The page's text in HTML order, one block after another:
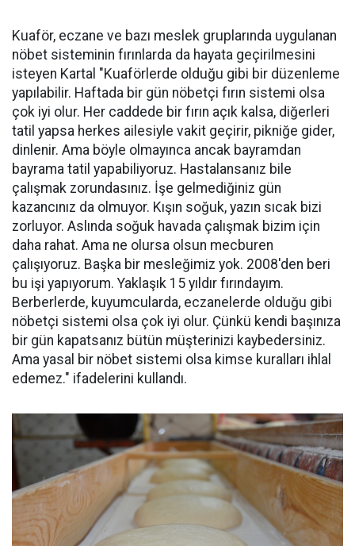
Kuaför, eczane ve bazı meslek gruplarında uygulanan
nöbet sisteminin fırınlarda da hayata geçirilmesini
isteyen Kartal "Kuaförlerde olduğu gibi bir düzenleme
yapılabilir. Haftada bir gün nöbetçi fırın sistemi olsa
çok iyi olur. Her caddede bir fırın açık kalsa, diğerleri
tatil yapsa herkes ailesiyle vakit geçirir, pikniğe gider,
dinlenir. Ama böyle olmayınca ancak bayramdan
bayrama tatil yapabiliyoruz. Hastalansanız bile
çalışmak zorundasınız. İşe gelmediğiniz gün
kazancınız da olmuyor. Kışın soğuk, yazın sıcak bizi
zorluyor. Aslında soğuk havada çalışmak bizim için
daha rahat. Ama ne olursa olsun mecburen
çalışıyoruz. Başka bir mesleğimiz yok. 2008'den beri
bu işi yapıyorum. Yaklaşık 15 yıldır fırındayım.
Berberlerde, kuyumcularda, eczanelerde olduğu gibi
nöbetçi sistemi olsa çok iyi olur. Çünkü kendi başınıza
bir gün kapatsanız bütün müşterinizi kaybedersiniz.
Ama yasal bir nöbet sistemi olsa kimse kuralları ihlal
edemez." ifadelerini kullandı.